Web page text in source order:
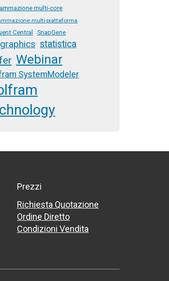
multi-core
multi-piattaforma
Central SnapGene
statistica
Webinar
SystemModeler
Prezzi
Richiesta Quotazione
Ordine Diretto
Condizioni Vendita